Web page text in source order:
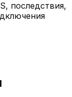
последствия,